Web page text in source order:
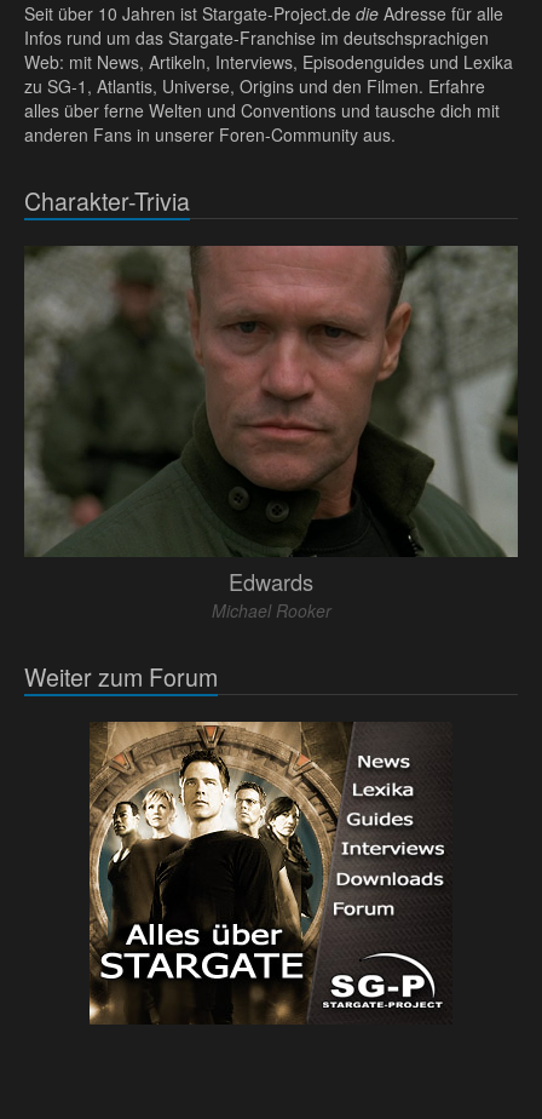
Seit über 10 Jahren ist Stargate-Project.de die Adresse für alle
Infos rund um das Stargate-Franchise im deutschsprachigen
Web: mit News, Artikeln, Interviews, Episodenguides und Lexika
zu SG-1, Atlantis, Universe, Origins und den Filmen. Erfahre
alles über ferne Welten und Conventions und tausche dich mit
anderen Fans in unserer Foren-Community aus.
Charakter-Trivia
Edwards
Michael Rooker
Weiter zum Forum